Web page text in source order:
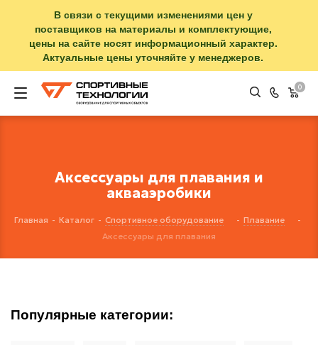
В связи с текущими изменениями цен у
поставщиков на материалы и комплектующие,
цены на сайте носят информационный характер.
Актуальные цены уточняйте у менеджеров.
0
Аксессуары для плавания и
аквааэробики
Главная - Каталог - Спортивное оборудование - Плавание
-
Аксессуары для плавания
Популярные категории: